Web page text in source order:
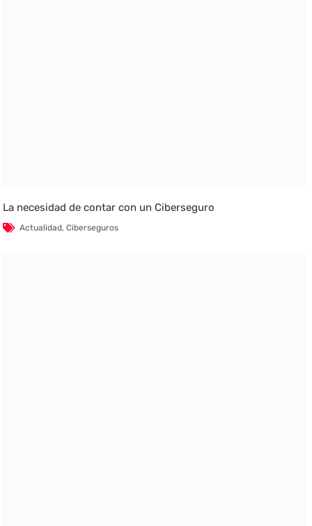
La necesidad de contar con un Ciberseguro
Actualidad,Ciberseguros